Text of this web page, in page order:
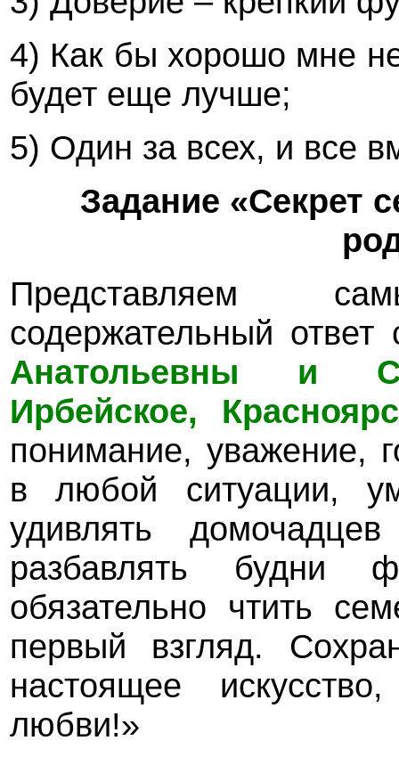
4) Как бы хорошо мне
будет еще лучше;
5) Один за всех, и все
Задание «Секрет
Представляем
содержательный ответ
Анатольевны и
Ирбейское,
понимание, уважение,
в любой ситуации,
удивлять
разбавлять будни
обязательно чтить
первый взгляд.
настоящее
любви!»